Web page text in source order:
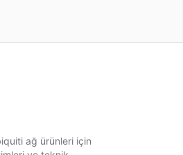
ağ ürünleri için